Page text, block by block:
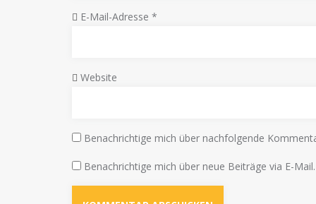
E-Mail-Adresse *
Website
Benachrichtige mich über nachfolgende
Benachrichtige mich über neue Beiträge via E-Mail.